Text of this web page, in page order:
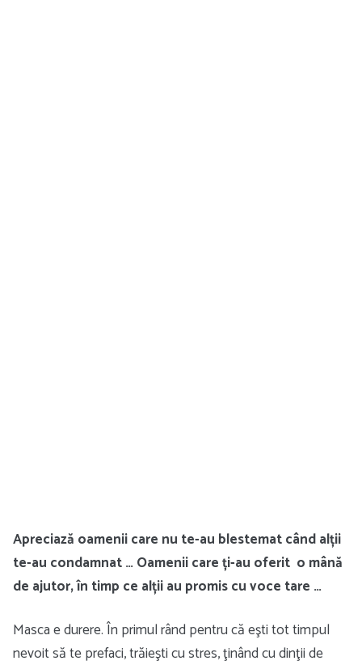
Apreciază oamenii care nu te-au blestemat când alții
te-au condamnat … Oamenii care ți-au oferit o mână
de ajutor, în timp ce alții au promis cu voce tare …
Masca e durere. În primul rând pentru că eşti tot timpul
nevoit să te prefaci, trăieşti cu stres, ţinând cu dinţii de